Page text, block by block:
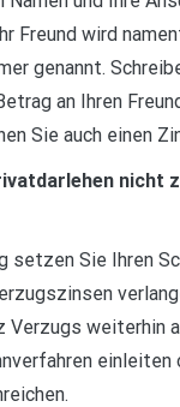
Freund wird
genannt.
an Ihren
Sie auch einen
nicht
setzen Sie Ihren
Verzugs weiterhin
einleiten